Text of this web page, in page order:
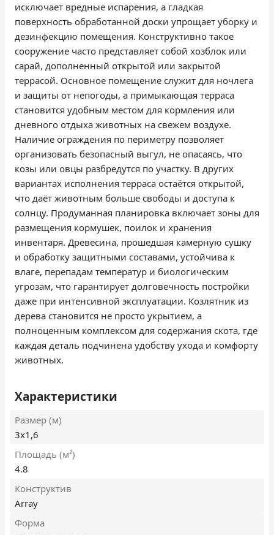
исключает вредные испарения, а гладкая
поверхность обработанной доски упрощает уборку и
дезинфекцию помещения. Конструктивно такое
сооружение часто представляет собой хозблок или
сарай, дополненный открытой или закрытой
террасой. Основное помещение служит для ночлега
и защиты от непогоды, а примыкающая терраса
становится удобным местом для кормления или
дневного отдыха животных на свежем воздухе.
Наличие ограждения по периметру позволяет
организовать безопасный выгул, не опасаясь, что
козы или овцы разбредутся по участку. В других
вариантах исполнения терраса остаётся открытой,
что даёт животным больше свободы и доступа к
солнцу. Продуманная планировка включает зоны для
размещения кормушек, поилок и хранения
инвентаря. Древесина, прошедшая камерную сушку
и обработку защитными составами, устойчива к
влаге, перепадам температур и биологическим
угрозам, что гарантирует долговечность постройки
даже при интенсивной эксплуатации. Козлятник из
дерева становится не просто укрытием, а
полноценным комплексом для содержания скота, где
каждая деталь подчинена удобству ухода и комфорту
животных.
Характеристики
Размер (м)
3х1,6
Площадь (м²)
4.8
Конструктив
Array
Форма